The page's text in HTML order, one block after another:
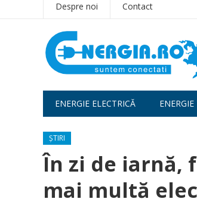
Despre noi Contact
ENERGIE ELECTRICĂ
ȘTIRI
În zi de iarnă,
mai multă